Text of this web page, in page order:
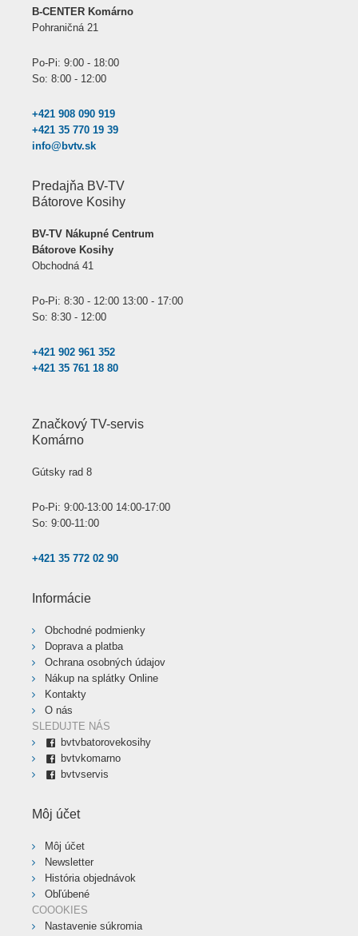
B-CENTER Komárno
Pohraničná 21
Po-Pi: 9:00 - 18:00
So: 8:00 - 12:00
+421 908 090 919
+421 35 770 19 39
info@bvtv.sk
Predajňa BV-TV
Bátorove Kosihy
BV-TV Nákupné Centrum
Bátorove Kosihy
Obchodná 41
Po-Pi: 8:30 - 12:00 13:00 - 17:00
So: 8:30 - 12:00
+421 902 961 352
+421 35 761 18 80
Značkový TV-servis
Komárno
Gútsky rad 8
Po-Pi: 9:00-13:00 14:00-17:00
So: 9:00-11:00
+421 35 772 02 90
Informácie
Obchodné podmienky
Doprava a platba
Ochrana osobných údajov
Nákup na splátky Online
Kontakty
O nás
SLEDUJTE NÁS
bvtvbatorovekosihy
bvtvkomarno
bvtvservis
Môj účet
Môj účet
Newsletter
História objednávok
Obľúbené
COOOKIES
Nastavenie súkromia